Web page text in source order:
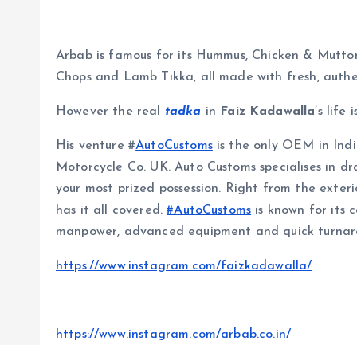
Arbab is famous for its Hummus, Chicken &
Chops and Lamb Tikka, all made with fresh,
However the real tadka in Faiz Kadawalla’s life
His venture #AutoCustomsis the only OEM in
Motorcycle Co. UK. Auto Customs specialises
your most prized possession. Right from the
has it all covered.#AutoCustoms is known for its
manpower, advanced equipment and quick
https://www.instagram.com/faizkadawalla/
https://www.instagram.com/arbab.co.in/